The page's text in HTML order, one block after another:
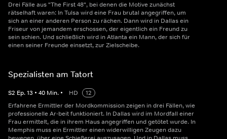
Drei Fälle aus "The First 48", bei denen die Motive zunächst
rätselhaft waren: In Tulsa wird eine Frau brutal angegriffen, um
sich an einer anderen Person zu rächen. Dann wird in Dallas ein
Friseur von jemandem erschossen, der eigentlich ein Freund zu
sein schien. Und schließlich wird in Atlanta ein Mann, der sich für
einen seiner Freunde einsetzt, zur Zielscheibe.
Spezialisten am Tatort
S2 Ep.13 • 40 Min. • HD
12
Erfahrene Ermittler der Mordkommission zeigen in drei Fällen, wie
professionelle Ar-beit funktioniert. In Dallas wird im Mordfall einer
Frau ermittelt, die in ihrem Haus angegriffen und getötet wurde. In
Memphis muss ein Ermittler einen widerwilligen Zeugen dazu